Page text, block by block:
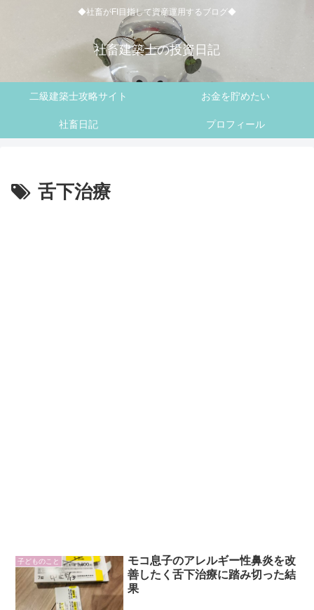
◆社畜がFI目指して資産運用するブログ◆
社畜建築士の投資日記
二級建築士攻略サイト お金を貯めたい
社畜日記 プロフィール
舌下治療
子どものこと
モコ息子のアレルギー性鼻炎を改
善したく舌下治療に踏み切った結
果